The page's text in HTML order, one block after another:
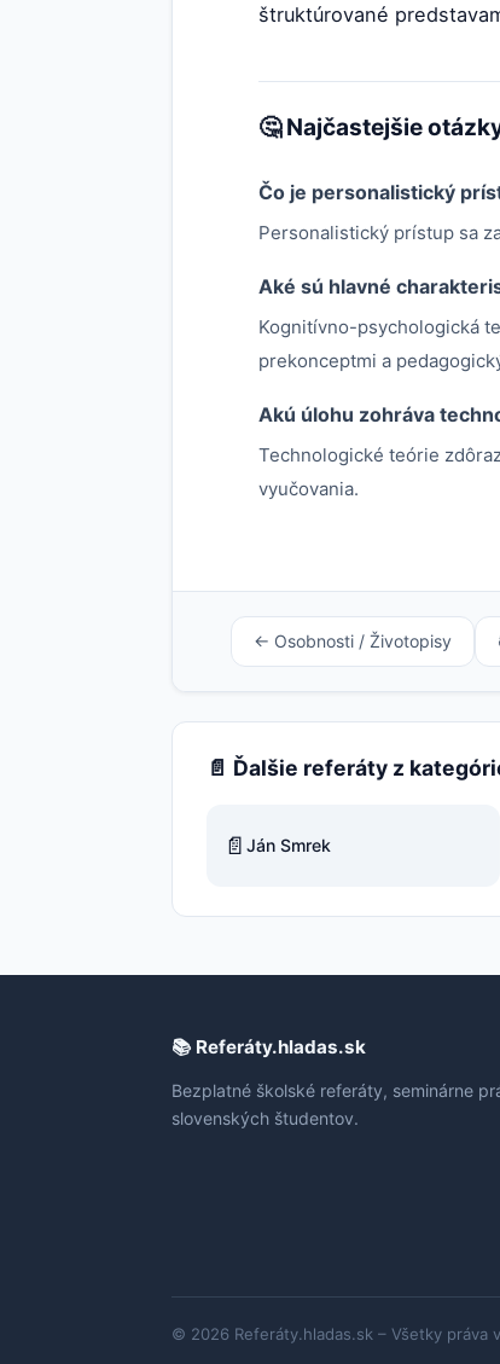
štruktúrované
🤔 Najčastejšie
Čo je personalistický
Personalistický prístup sa
Aké sú hlavné
Kognitívno-psychologická
prekonceptmi a
Akú úlohu zohráva
Technologické teórie
vyučovania.
← Osobnosti / Životopisy
📄 Ďalšie referáty z
📄 Ján Smrek
📚 Referáty.hladas.sk
Bezplatné školské referáty, seminárne
slovenských študentov.
© 2026 Referáty.hladas.sk – Všetky práva